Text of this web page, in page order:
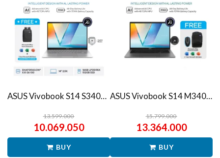
ASUS Vivobook S14 S3407QA – IPSP151M – Matte Gray
13.599.000
10.069.050
BUY
ASUS Vivobook S14 M3407HA Ryzen 7 260 1TB SSD 16GB WUXGA IPS Win11+OHS
15.799.000
13.364.000
BUY